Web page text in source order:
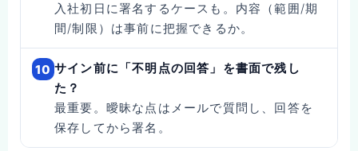
入社初日に署名するケースも。内容（範囲/期
間/制限）は事前に把握できるか。
10 サイン前に「不明点の回答」を書面で残し
た？
最重要。曖昧な点はメールで質問し、回答を
保存してから署名。